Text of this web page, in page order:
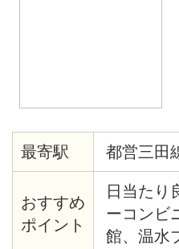
最寄駅 都営三田
おすすめ
ポイント
日当たり
ーコンビ
館、温水